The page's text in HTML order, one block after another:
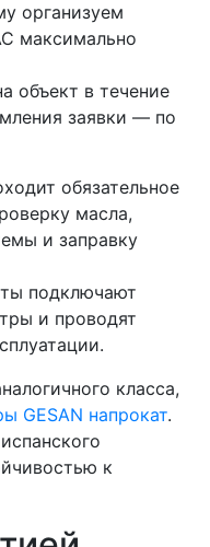
организуем
максимально
объект в течение
заявки — по
обязательное
масла,
и заправку
подключают
и проводят
класса,
GESAN напрокат.
к